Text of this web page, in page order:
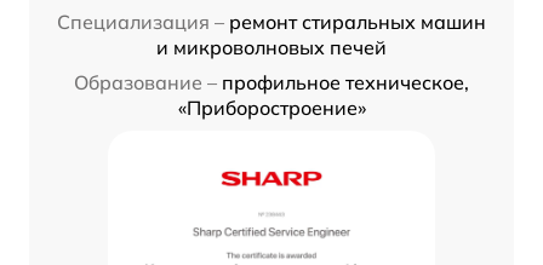
Специализация – ремонт стиральных машин
и микроволновых печей
Образование – профильное техническое,
«Приборостроение»